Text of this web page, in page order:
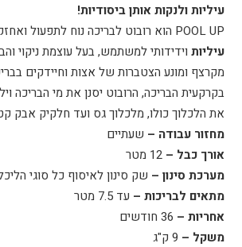
עיליות ולנקות אותן ביסודיות!
POOL UP הוא רובוט לבריכה
נוח לתפעול
עיליות וידידותי למשתמש, בעל עוצמת ניקוי
מקרצף ומונע הצטברות של אצות וחיידקים
בקרקעית הבריכה, הרובוט יסנן את מי הבריכה
את הלכלוך כולו, מלכלוך גס ועד חלקיק אבק
מחזור עבודה – שעתיים
אורך כבל – 12 מטר
מערכת סינון – שק סינון לאיסוף כל סוגי
מתאים לבריכות – עד 7.5 מטר
אחריות –
משקל –